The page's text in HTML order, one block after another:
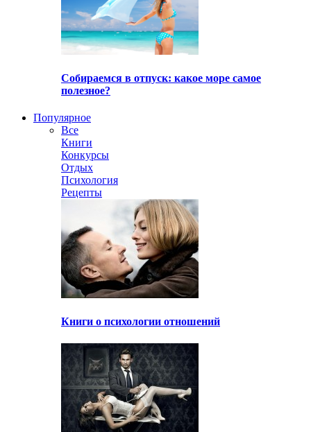
Собираемся в отпуск: какое море самое
полезное?
Популярное
Все
Книги
Конкурсы
Отдых
Психология
Рецепты
Книги о психологии отношений